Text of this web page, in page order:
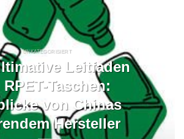
UNKATEGORISIERT
Leitfaden
RPET-Taschen:
von Chinas
Hersteller